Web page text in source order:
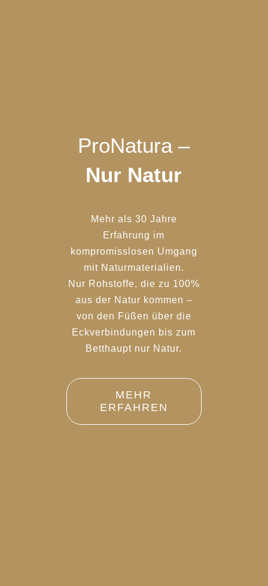
ProNatura –
Nur Natur
Mehr als 30 Jahre
Erfahrung im
kompromisslosen Umgang
mit Naturmaterialien.
Nur Rohstoffe, die zu 100%
aus der Natur kommen –
von den Füßen über die
Eckverbindungen bis zum
Betthaupt nur Natur.
MEHR
ERFAHREN